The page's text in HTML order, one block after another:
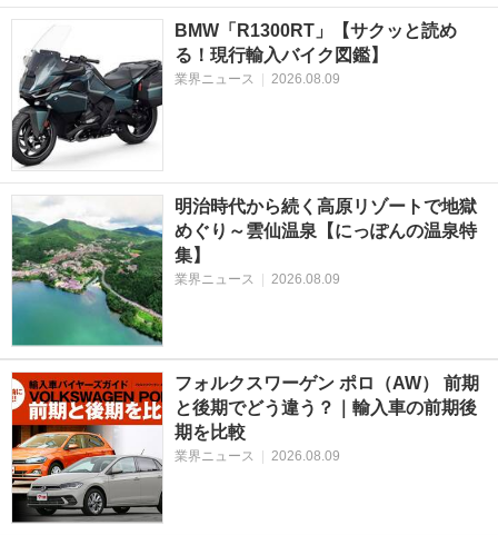
BMW「R1300RT」【サクッと読め
る！現行輸入バイク図鑑】
業界ニュース | 2026.08.09
明治時代から続く高原リゾートで地獄
めぐり～雲仙温泉【にっぽんの温泉特
集】
業界ニュース | 2026.08.09
フォルクスワーゲン ポロ（AW） 前期
と後期でどう違う？｜輸入車の前期後
期を比較
業界ニュース | 2026.08.09